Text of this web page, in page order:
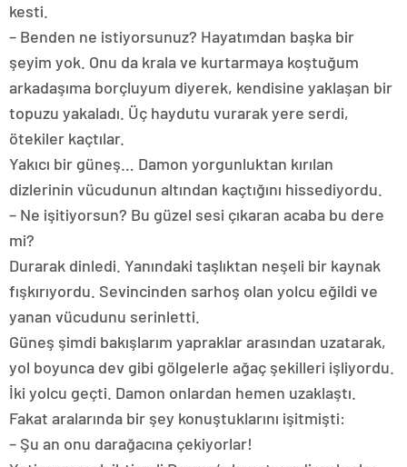
kesti.
– Benden ne istiyorsunuz? Hayatımdan başka bir
şeyim yok. Onu da krala ve kurtarmaya koştuğum
arkadaşıma borçluyum diyerek, kendisine yaklaşan bir
topuzu yakaladı. Üç haydutu vurarak yere serdi,
ötekiler kaçtılar.
Yakıcı bir güneş… Damon yorgunluktan kırılan
dizlerinin vücudunun altından kaçtığını hissediyordu.
– Ne işitiyorsun? Bu güzel sesi çıkaran acaba bu dere
mi?
Durarak dinledi. Yanındaki taşlıktan neşeli bir kaynak
fışkırıyordu. Sevincinden sarhoş olan yolcu eğildi ve
yanan vücudunu serinletti.
Güneş şimdi bakışlarım yapraklar arasından uzatarak,
yol boyunca dev gibi gölgelerle ağaç şekilleri işliyordu.
İki yolcu geçti. Damon onlardan hemen uzaklaştı.
Fakat aralarında bir şey konuştuklarını işitmişti:
– Şu an onu darağacına çekiyorlar!